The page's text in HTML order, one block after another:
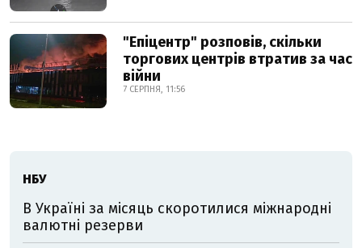
"Епіцентр" розповів, скільки
торгових центрів втратив за час
війни
7 СЕРПНЯ, 11:56
НБУ
В Україні за місяць скоротилися міжнародні
валютні резерви